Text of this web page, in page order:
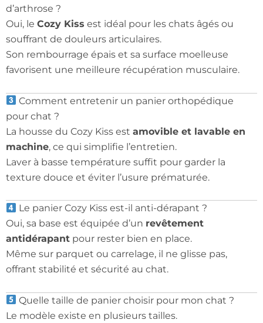
d’arthrose ?
Oui, le Cozy Kiss est idéal pour les chats âgés ou
souffrant de douleurs articulaires.
Son rembourrage épais et sa surface moelleuse
favorisent une meilleure récupération musculaire.
Comment entretenir un panier orthopédique
pour chat ?
La housse du Cozy Kiss est amovible et lavable en
machine, ce qui simplifie l’entretien.
Laver à basse température suffit pour garder la
texture douce et éviter l’usure prématurée.
Le panier Cozy Kiss est-il anti-dérapant ?
Oui, sa base est équipée d’un revêtement
antidérapant pour rester bien en place.
Même sur parquet ou carrelage, il ne glisse pas,
offrant stabilité et sécurité au chat.
Quelle taille de panier choisir pour mon chat ?
Le modèle existe en plusieurs tailles.